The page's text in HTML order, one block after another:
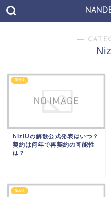
―
NiziU
NiziUの解散公式発表はいつ？
契約は何年で再契約の可能性
は？
NiziU